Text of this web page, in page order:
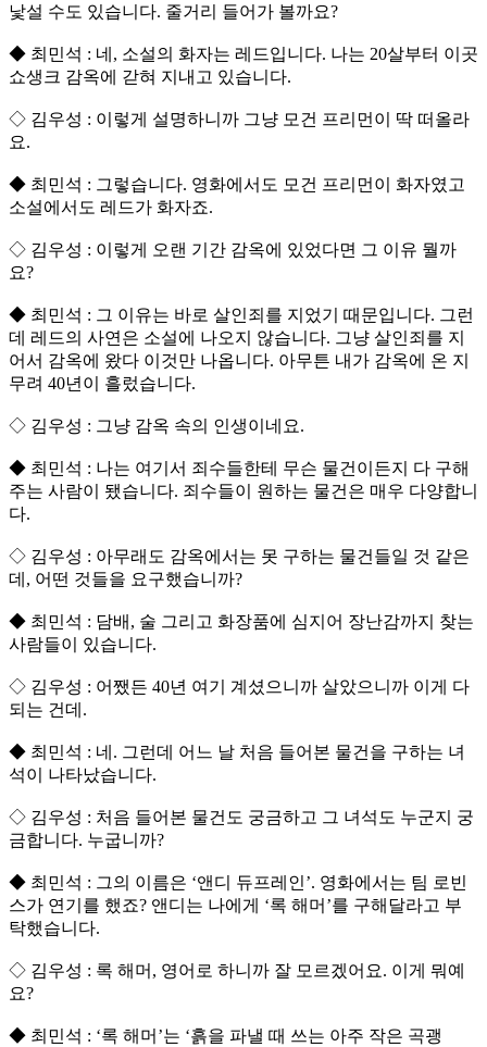
낯설 수도 있습니다. 줄거리 들어가 볼까요?
◆ 최민석 : 네, 소설의 화자는 레드입니다. 나는 20살부터 이곳
쇼생크 감옥에 갇혀 지내고 있습니다.
◇ 김우성 : 이렇게 설명하니까 그냥 모건 프리먼이 딱 떠올라
요.
◆ 최민석 : 그렇습니다. 영화에서도 모건 프리먼이 화자였고
소설에서도 레드가 화자죠.
◇ 김우성 : 이렇게 오랜 기간 감옥에 있었다면 그 이유 뭘까
요?
◆ 최민석 : 그 이유는 바로 살인죄를 지었기 때문입니다. 그런
데 레드의 사연은 소설에 나오지 않습니다. 그냥 살인죄를 지
어서 감옥에 왔다 이것만 나옵니다. 아무튼 내가 감옥에 온 지
무려 40년이 흘렀습니다.
◇ 김우성 : 그냥 감옥 속의 인생이네요.
◆ 최민석 : 나는 여기서 죄수들한테 무슨 물건이든지 다 구해
주는 사람이 됐습니다. 죄수들이 원하는 물건은 매우 다양합니
다.
◇ 김우성 : 아무래도 감옥에서는 못 구하는 물건들일 것 같은
데, 어떤 것들을 요구했습니까?
◆ 최민석 : 담배, 술 그리고 화장품에 심지어 장난감까지 찾는
사람들이 있습니다.
◇ 김우성 : 어쨌든 40년 여기 계셨으니까 살았으니까 이게 다
되는 건데.
◆ 최민석 : 네. 그런데 어느 날 처음 들어본 물건을 구하는 녀
석이 나타났습니다.
◇ 김우성 : 처음 들어본 물건도 궁금하고 그 녀석도 누군지 궁
금합니다. 누굽니까?
◆ 최민석 : 그의 이름은 ‘앤디 듀프레인’. 영화에서는 팀 로빈
스가 연기를 했죠? 앤디는 나에게 ‘록 해머’를 구해달라고 부
탁했습니다.
◇ 김우성 : 록 해머, 영어로 하니까 잘 모르겠어요. 이게 뭐예
요?
◆ 최민석 : ‘록 해머’는 ‘흙을 파낼 때 쓰는 아주 작은 곡괭